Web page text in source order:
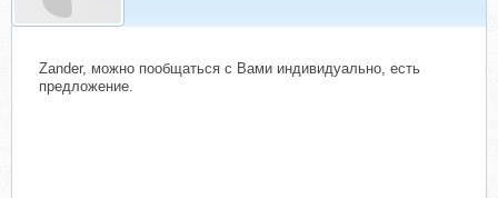
Zander, можно пообщаться с Вами индивидуально, есть
предложение.